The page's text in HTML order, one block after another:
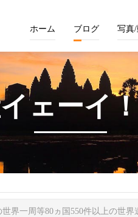
ホーム ブログ 写真
ェーイ
界一周等80ヵ国550件以上の世界